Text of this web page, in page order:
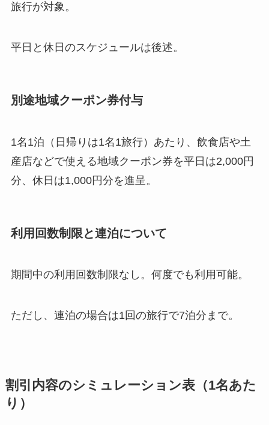
旅行が対象。
平日と休日のスケジュールは後述。
別途地域クーポン券付与
1名1泊（日帰りは1名1旅行）あたり、飲食店や土
産店などで使える地域クーポン券を平日は2,000円
分、休日は1,000円分を進呈。
利用回数制限と連泊について
期間中の利用回数制限なし。何度でも利用可能。
ただし、連泊の場合は1回の旅行で7泊分まで。
割引内容のシミュレーション表（1名あた
り）